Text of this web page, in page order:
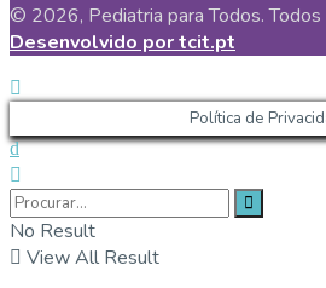
© 2026, Pediatria para Todos.
Desenvolvido por tcit.pt
Política de
No Result
View All Result